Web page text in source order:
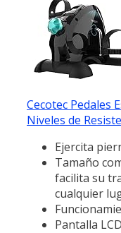
Cecotec Pedales
Niveles de
Ejercita
Tamaño
facilita su
cualquier
Pantalla